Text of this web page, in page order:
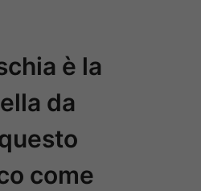
è la
da
come